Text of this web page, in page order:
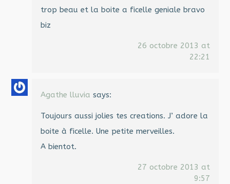
trop beau et la boite a ficelle geniale bravo
biz
26 octobre 2013 at
22:21
Agathe lluvia says:
Toujours aussi jolies tes creations. J’ adore la
boite à ficelle. Une petite merveilles.
A bientot.
27 octobre 2013 at
9:57